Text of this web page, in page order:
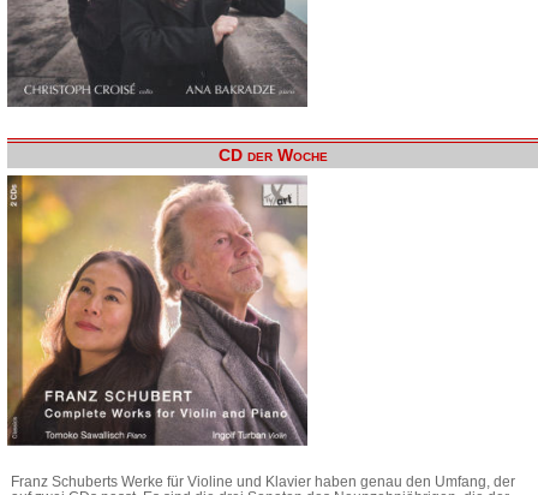
CD der Woche
Franz Schuberts Werke für Violine und Klavier haben genau den Umfang, der